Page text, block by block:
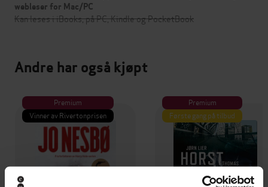
webleser for Mac/PC
Kan leses i iBooks, på PC, Kindle og PocketBook
Andre har også kjøpt
Premium
Vinner av Rivertonprisen
Premium
Første gang på tilbud